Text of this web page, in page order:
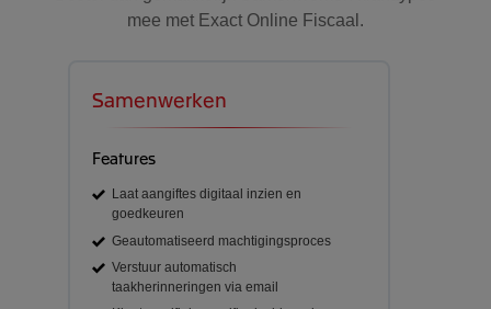
mee met Exact Online Fiscaal.
Samenwerken
Features
Laat aangiftes digitaal inzien en
goedkeuren
Geautomatiseerd machtigingsproces
Verstuur automatisch
taakherinneringen via email